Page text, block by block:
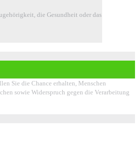
die Gesundheit oder das
Sie die Chance erhalten, Menschen
sowie Widerspruch gegen die Verarbeitung